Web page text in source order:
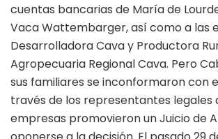
cuentas bancarias de María de
Vaca Wattembarger, así como a las
Desarrolladora Cava y Productora
Agropecuaria Regional Cava. Pero
sus familiares se inconformaron con
través de los representantes legales
empresas promovieron un Juicio de